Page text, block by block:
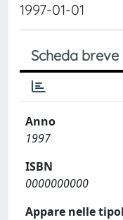
1997-01-01
Scheda breve
Anno
1997
ISBN
0000000000
Appare nelle